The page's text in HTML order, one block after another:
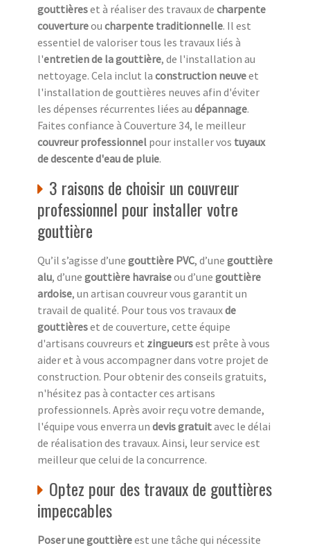
gouttièreset à réaliser des travaux de charpente
couvertureou charpente traditionnelle. Il est
essentiel de valoriser tous les travaux liés à
l'entretien de la gouttière, de l'installation au
nettoyage. Cela inclut la construction neuveet
l'installation de gouttières neuves afin d'éviter
les dépenses récurrentes liées au dépannage.
Faites confiance à Couverture 34, le meilleur
couvreur professionnel pour installer vos tuyaux
de descente d'eau de pluie.
3 raisons de choisir un couvreur
professionnel pour installer votre
gouttière
Qu’il s’agisse d’une gouttière PVC, d’une gouttière
alu, d’une gouttière havraiseou d’une gouttière
ardoise, un artisan couvreur vous garantit un
travail de qualité. Pour tous vos travauxde
gouttièreset de couverture, cette équipe
d'artisans couvreurs et zingueursest prête à vous
aider et à vous accompagner dans votre projet de
construction. Pour obtenir des conseils gratuits,
n'hésitez pas à contacter ces artisans
professionnels. Après avoir reçu votre demande,
l'équipe vous enverra un devis gratuitavec le délai
de réalisation des travaux. Ainsi, leur service est
meilleur que celui de la concurrence.
Optez pour des travaux de gouttières
impeccables
Poser une gouttièreest une tâche qui nécessite